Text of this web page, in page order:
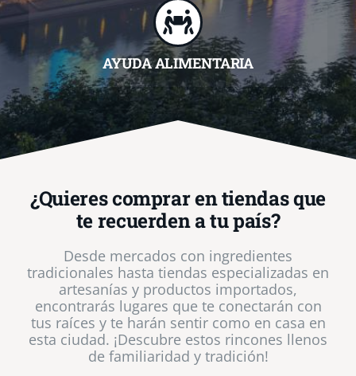
AYUDA ALIMENTARIA
¿Quieres comprar en tiendas que
te recuerden a tu país?
Desde mercados con ingredientes
tradicionales hasta tiendas especializadas en
artesanías y productos importados,
encontrarás lugares que te conectarán con
tus raíces y te harán sentir como en casa en
esta ciudad. ¡Descubre estos rincones llenos
de familiaridad y tradición!